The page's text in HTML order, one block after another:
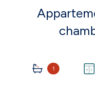
Appartement 3
1